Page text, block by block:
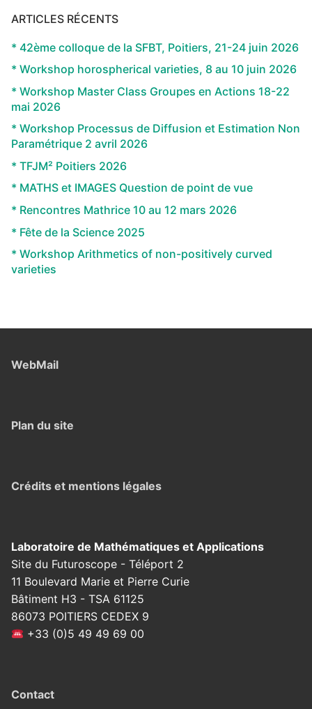
ARTICLES RÉCENTS
* 42ème colloque de la SFBT, Poitiers, 21-24 juin 2026
* Workshop horospherical varieties, 8 au 10 juin 2026
* Workshop Master Class Groupes en Actions 18-22
mai 2026
* Workshop Processus de Diffusion et Estimation Non
Paramétrique 2 avril 2026
* TFJM² Poitiers 2026
* MATHS et IMAGES Question de point de vue
* Rencontres Mathrice 10 au 12 mars 2026
* Fête de la Science 2025
* Workshop Arithmetics of non-positively curved
varieties
WebMail
Plan du site
Crédits et mentions légales
Laboratoire de Mathématiques et Applications
Site du Futuroscope - Téléport 2
11 Boulevard Marie et Pierre Curie
Bâtiment H3 - TSA 61125
86073 POITIERS CEDEX 9
+33 (0)5 49 49 69 00
Contact